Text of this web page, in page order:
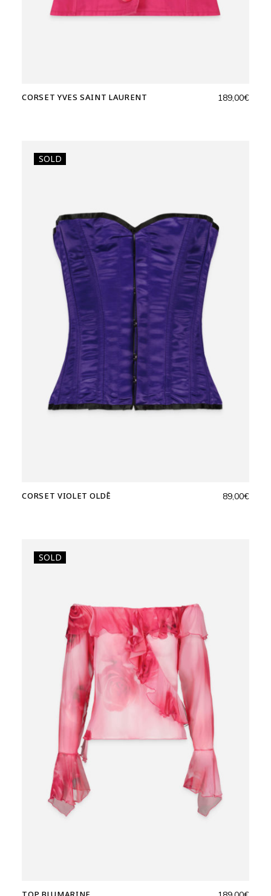
CORSET YVES SAINT LAURENT 189,00€
SOLD
CORSET VIOLET OLDĒ 89,00€
SOLD